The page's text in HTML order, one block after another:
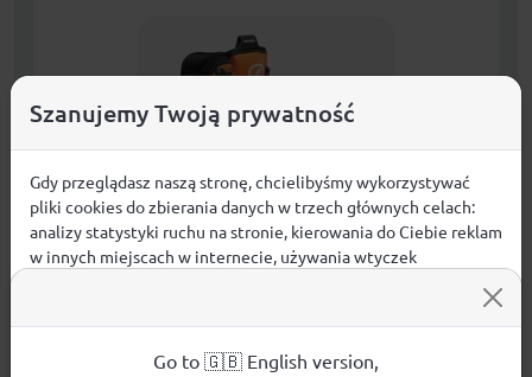
Szanujemy Twoją prywatność
Gdy przeglądasz naszą stronę, chcielibyśmy wykorzystywać
pliki cookies do zbierania danych w trzech głównych celach:
analizy statystyki ruchu na stronie, kierowania do Ciebie reklam
w innych miejscach w internecie, używania wtyczek
używanych plików cookies.
Aby dowiedzieć się więcej o plikach cookie i tym, jak
Go to 🇬🇧 English version,